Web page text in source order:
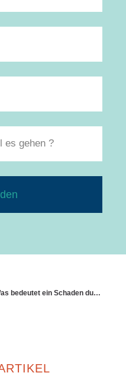
Was bedeutet ein Schaden durch Dachschäden